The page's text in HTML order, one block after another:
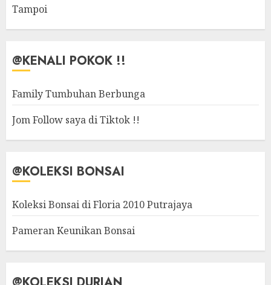
Tampoi
@KENALI POKOK !!
Family Tumbuhan Berbunga
Jom Follow saya di Tiktok !!
@KOLEKSI BONSAI
Koleksi Bonsai di Floria 2010 Putrajaya
Pameran Keunikan Bonsai